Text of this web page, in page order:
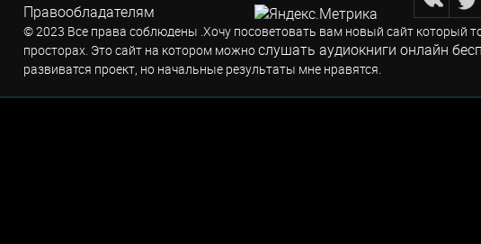
Правообладателям
© 2023 Все права соблюдены .Хочу посоветовать вам новый сайт который
просторах. Это сайт на котором можнослушать аудиокниги онлайн
развиватся проект, но начальные результаты мне нравятся.